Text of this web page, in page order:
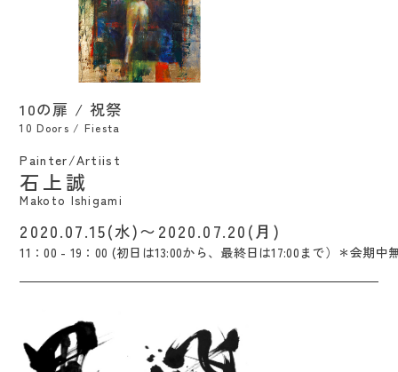
10の扉 / 祝祭
10 Doors / Fiesta
Painter/Artiist
石上誠
Makoto Ishigami
2020.07.15(水)〜2020.07.20(月)
11：00 - 19：00 (初日は13:00から、最終日は17:00まで）＊会期中